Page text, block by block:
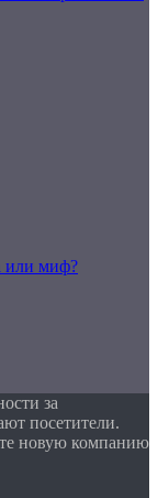
или миф?
за
посетители.
новую компанию